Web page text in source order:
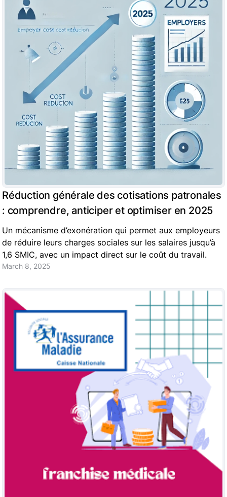
Réduction générale des cotisations patronales
: comprendre, anticiper et optimiser en 2025
Un mécanisme d’exonération qui permet aux employeurs
de réduire leurs charges sociales sur les salaires jusqu’à
1,6 SMIC, avec un impact direct sur le coût du travail.
March 8, 2025